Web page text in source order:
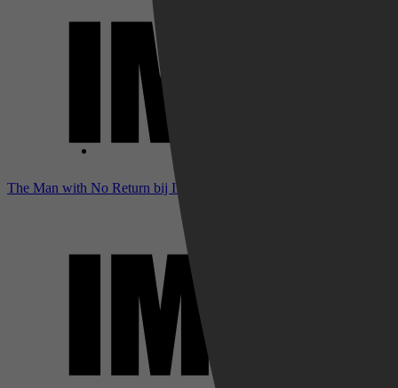
The Man with No Return bij IMDb